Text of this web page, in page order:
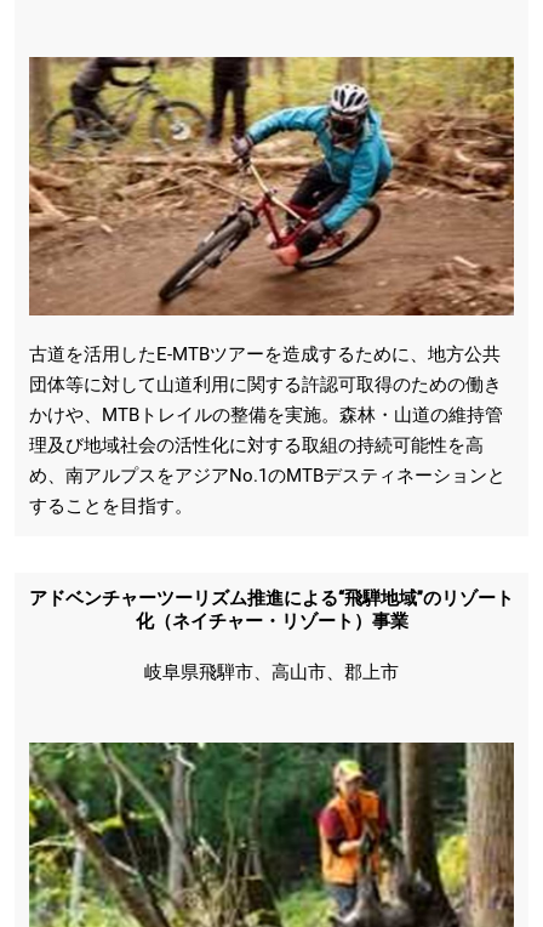
古道を活用したE-MTBツアーを造成するために、地方公共
団体等に対して山道利用に関する許認可取得のための働き
かけや、MTBトレイルの整備を実施。森林・山道の維持管
理及び地域社会の活性化に対する取組の持続可能性を高
め、南アルプスをアジアNo.1のMTBデスティネーションと
することを目指す。
アドベンチャーツーリズム推進による“飛騨地域”のリゾート
化（ネイチャー・リゾート）事業
岐阜県飛騨市、高山市、郡上市